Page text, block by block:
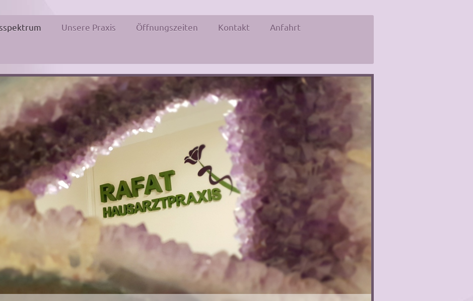
Unsere Praxis Öffnungszeiten Kontakt Anfahrt